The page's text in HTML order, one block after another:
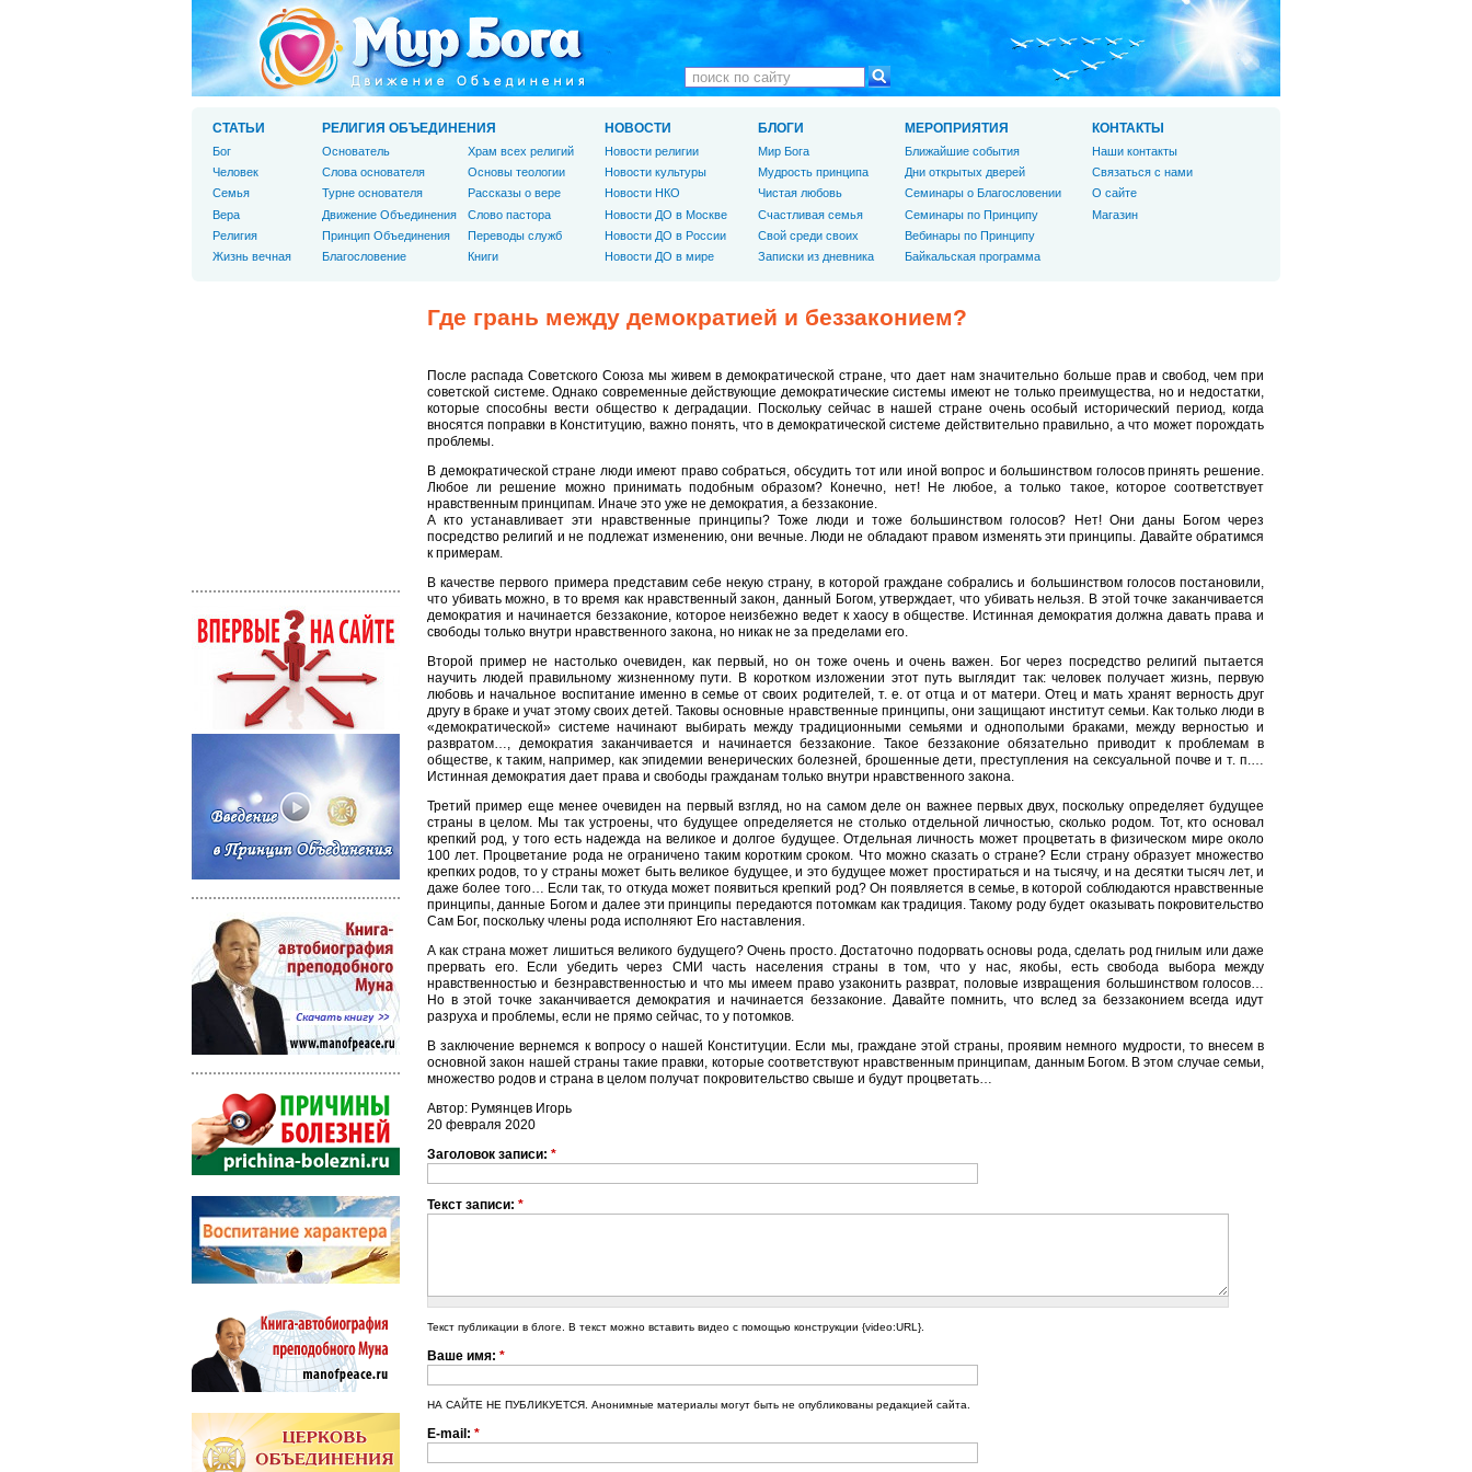
Где грань между демократией и беззаконием?
После распада Советского Союза мы живем в демократической стране, что дает нам значительно больше прав и свобод, чем при
советской системе. Однако современные действующие демократические системы имеют не только преимущества, но и недостатки,
которые способны вести общество к деградации. Поскольку сейчас в нашей стране очень особый исторический период, когда
вносятся поправки в Конституцию, важно понять, что в демократической системе действительно правильно, а что может порождать
проблемы.
В демократической стране люди имеют право собраться, обсудить тот или иной вопрос и большинством голосов принять решение.
Любое ли решение можно принимать подобным образом? Конечно, нет! Не любое, а только такое, которое соответствует
нравственным принципам. Иначе это уже не демократия, а беззаконие.
А кто устанавливает эти нравственные принципы? Тоже люди и тоже большинством голосов? Нет! Они даны Богом через
посредство религий и не подлежат изменению, они вечные. Люди не обладают правом изменять эти принципы. Давайте обратимся
к примерам.
В качестве первого примера представим себе некую страну, в которой граждане собрались и большинством голосов постановили,
что убивать можно, в то время как нравственный закон, данный Богом, утверждает, что убивать нельзя. В этой точке заканчивается
демократия и начинается беззаконие, которое неизбежно ведет к хаосу в обществе. Истинная демократия должна давать права и
свободы только внутри нравственного закона, но никак не за пределами его.
Второй пример не настолько очевиден, как первый, но он тоже очень и очень важен. Бог через посредство религий пытается
научить людей правильному жизненному пути. В коротком изложении этот путь выглядит так: человек получает жизнь, первую
любовь и начальное воспитание именно в семье от своих родителей, т. е. от отца и от матери. Отец и мать хранят верность друг
другу в браке и учат этому своих детей. Таковы основные нравственные принципы, они защищают институт семьи. Как только люди в
«демократической» системе начинают выбирать между традиционными семьями и однополыми браками, между верностью и
развратом…, демократия заканчивается и начинается беззаконие. Такое беззаконие обязательно приводит к проблемам в
обществе, к таким, например, как эпидемии венерических болезней, брошенные дети, преступления на сексуальной почве и т. п.…
Истинная демократия дает права и свободы гражданам только внутри нравственного закона.
Третий пример еще менее очевиден на первый взгляд, но на самом деле он важнее первых двух, поскольку определяет будущее
страны в целом. Мы так устроены, что будущее определяется не столько отдельной личностью, сколько родом. Тот, кто основал
крепкий род, у того есть надежда на великое и долгое будущее. Отдельная личность может процветать в физическом мире около
100 лет. Процветание рода не ограничено таким коротким сроком. Что можно сказать о стране? Если страну образует множество
крепких родов, то у страны может быть великое будущее, и это будущее может простираться и на тысячу, и на десятки тысяч лет, и
даже более того… Если так, то откуда может появиться крепкий род? Он появляется в семье, в которой соблюдаются нравственные
принципы, данные Богом и далее эти принципы передаются потомкам как традиция. Такому роду будет оказывать покровительство
Сам Бог, поскольку члены рода исполняют Его наставления.
А как страна может лишиться великого будущего? Очень просто. Достаточно подорвать основы рода, сделать род гнилым или даже
прервать его. Если убедить через СМИ часть населения страны в том, что у нас, якобы, есть свобода выбора между
нравственностью и безнравственностью и что мы имеем право узаконить разврат, половые извращения большинством голосов…
Но в этой точке заканчивается демократия и начинается беззаконие. Давайте помнить, что вслед за беззаконием всегда идут
разруха и проблемы, если не прямо сейчас, то у потомков.
В заключение вернемся к вопросу о нашей Конституции. Если мы, граждане этой страны, проявим немного мудрости, то внесем в
основной закон нашей страны такие правки, которые соответствуют нравственным принципам, данным Богом. В этом случае семьи,
множество родов и страна в целом получат покровительство свыше и будут процветать…
Автор: Румянцев Игорь
20 февраля 2020
Заголовок записи: *
Текст записи: *
Текст публикации в блоге. В текст можно вставить видео с помощью конструкции {video:URL}.
Ваше имя: *
НА САЙТЕ НЕ ПУБЛИКУЕТСЯ. Анонимные материалы могут быть не опубликованы редакцией сайта.
E-mail: *
СТАТЬИ
Бог
Человек
Cемья
Вера
Религия
Жизнь вечная
РЕЛИГИЯ ОБЪЕДИНЕНИЯ
Основатель
Слова основателя
Турне основателя
Движение Объединения
Принцип Объединения
Благословение
Храм всех религий
Основы теологии
Рассказы о вере
Слово пастора
Переводы служб
Книги
НОВОСТИ
Новости религии
Новости культуры
Новости НКО
Новости ДО в Москве
Новости ДО в России
Новости ДО в мире
БЛОГИ
Мир Бога
Мудрость принципа
Чистая любовь
Счастливая семья
Свой среди своих
Записки из дневника
МЕРОПРИЯТИЯ
Ближайшие события
Дни открытых дверей
Семинары о Благословении
Семинары по Принципу
Вебинары по Принципу
Байкальская программа
КОНТАКТЫ
Наши контакты
Связаться с нами
О сайте
Магазин